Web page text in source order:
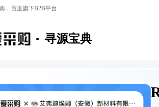
，百度旗下B2B平台
寻源宝典